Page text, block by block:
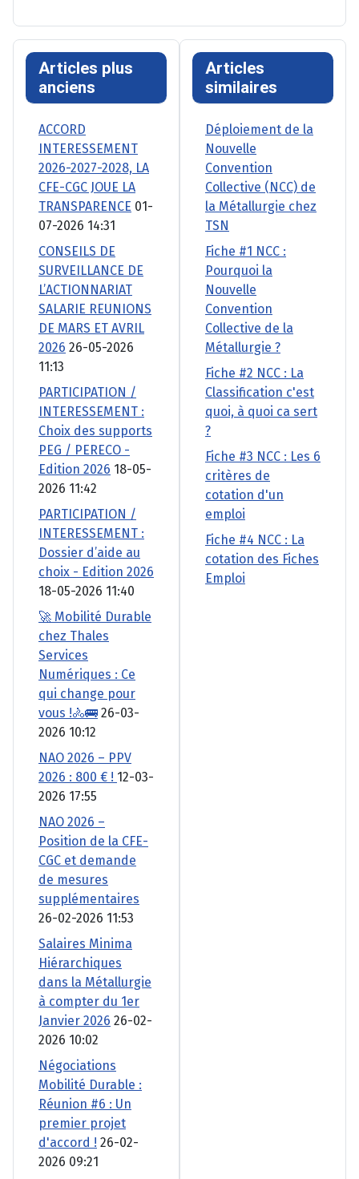
Articles plus
anciens
ACCORD
INTERESSEMENT
2026-2027-2028, LA
CFE-CGC JOUE LA
TRANSPARENCE 01-
07-2026 14:31
CONSEILS DE
SURVEILLANCE DE
L’ACTIONNARIAT
SALARIE REUNIONS
DE MARS ET AVRIL
2026 26-05-2026
11:13
PARTICIPATION /
INTERESSEMENT :
Choix des supports
PEG / PERECO -
Edition 2026 18-05-
2026 11:42
PARTICIPATION /
INTERESSEMENT :
Dossier d’aide au
choix - Edition 2026
18-05-2026 11:40
🚀 Mobilité Durable
chez Thales
Services
Numériques : Ce
qui change pour
vous !🚴🚌 26-03-
2026 10:12
NAO 2026 – PPV
2026 : 800 € ! 12-03-
2026 17:55
NAO 2026 –
Position de la CFE-
CGC et demande
de mesures
supplémentaires
26-02-2026 11:53
Salaires Minima
Hiérarchiques
dans la Métallurgie
à compter du 1er
Janvier 2026 26-02-
2026 10:02
Négociations
Mobilité Durable :
Réunion #6 : Un
premier projet
d'accord ! 26-02-
2026 09:21
Articles
similaires
Déploiement de la
Nouvelle
Convention
Collective (NCC) de
la Métallurgie chez
TSN
Fiche #1 NCC :
Pourquoi la
Nouvelle
Convention
Collective de la
Métallurgie ?
Fiche #2 NCC : La
Classification c'est
quoi, à quoi ca sert
?
Fiche #3 NCC : Les 6
critères de
cotation d'un
emploi
Fiche #4 NCC : La
cotation des Fiches
Emploi